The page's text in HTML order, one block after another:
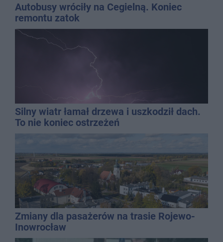
Autobusy wróciły na Cegielną. Koniec
remontu zatok
Silny wiatr łamał drzewa i uszkodził dach.
To nie koniec ostrzeżeń
Zmiany dla pasażerów na trasie Rojewo-
Inowrocław